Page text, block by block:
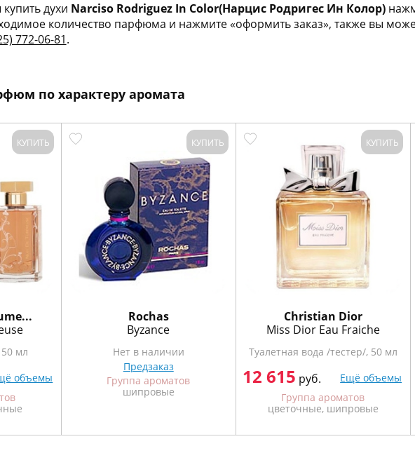
духи Narciso Rodriguez In Color(Нарцис Родригес Ин Колор)
количество парфюма и нажмите «оформить заказ», также вы
772-06-81.
по характеру аромата
КУПИТЬ
мл
объемы
КУПИТЬ
Rochas
Byzance
Нет в наличии
Предзаказ
Группа ароматов
шипровые
КУПИТЬ
Christian Dior
Miss Dior Eau Fraiche
Туалетная вода /тестер/, 50 мл
12 615 руб.
Ещё объемы
Группа ароматов
цветочные, шипровые